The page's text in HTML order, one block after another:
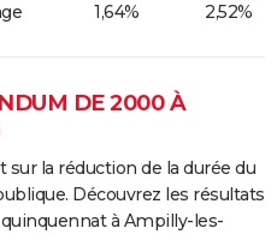
1,64% 2,52%
DE 2000 À
la réduction de la durée du
Découvrez les résultats
à Ampilly-les-